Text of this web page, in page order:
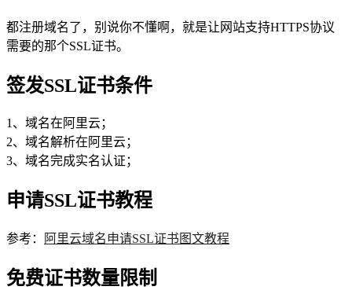
都注册域名了，别说你不懂啊，就是让网站支持HTTPS协议
需要的那个SSL证书。
签发SSL证书条件
1、域名在阿里云；
2、域名解析在阿里云；
3、域名完成实名认证；
申请SSL证书教程
参考： 阿里云域名申请SSL证书图文教程
免费证书数量限制